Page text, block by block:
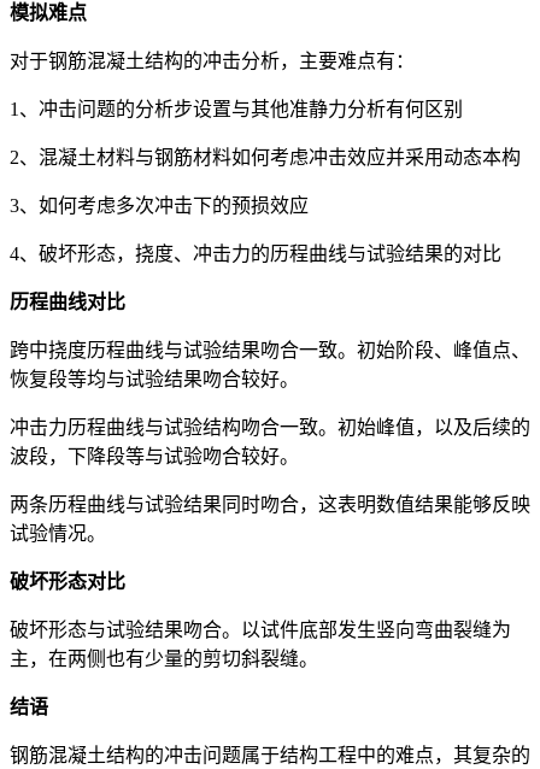
模拟难点
对于钢筋混凝土结构的冲击分析，主要难点有：
1、冲击问题的分析步设置与其他准静力分析有何区别
2、混凝土材料与钢筋材料如何考虑冲击效应并采用动态本构
3、如何考虑多次冲击下的预损效应
4、破坏形态，挠度、冲击力的历程曲线与试验结果的对比
历程曲线对比
跨中挠度历程曲线与试验结果吻合一致。初始阶段、峰值点、
恢复段等均与试验结果吻合较好。
冲击力历程曲线与试验结构吻合一致。初始峰值，以及后续的
波段，下降段等与试验吻合较好。
两条历程曲线与试验结果同时吻合，这表明数值结果能够反映
试验情况。
破坏形态对比
破坏形态与试验结果吻合。以试件底部发生竖向弯曲裂缝为
主，在两侧也有少量的剪切斜裂缝。
结语
钢筋混凝土结构的冲击问题属于结构工程中的难点，其复杂的